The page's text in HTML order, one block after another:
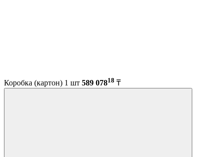
Коробка (картон) 1 шт 589 07818 ₸